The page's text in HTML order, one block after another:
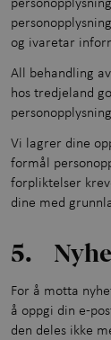
og ivaretar
All behandling
hos tredjeland
Vi lagrer dine
formål
forpliktelser
dine med
5.
For å motta
å oppgi din e-
den deles ikke